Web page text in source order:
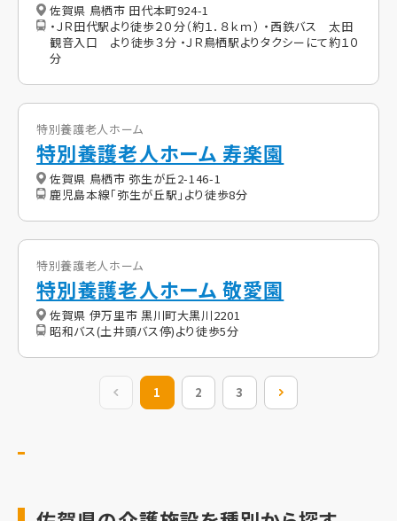
佐賀県 鳥栖市 田代本町924-1
・ＪＲ田代駅より徒歩２０分（約１．８ｋｍ） ・西鉄バス 太田
観音入口 より徒歩３分 ・ＪＲ鳥栖駅よりタクシーにて約１０
分
特別養護老人ホーム
特別養護老人ホーム 寿楽園
佐賀県 鳥栖市 弥生が丘2-146-1
鹿児島本線「弥生が丘駅」より徒歩8分
特別養護老人ホーム
特別養護老人ホーム 敬愛園
佐賀県 伊万里市 黒川町大黒川2201
昭和バス(土井頭バス停)より徒歩5分
前の20件
1 2 3